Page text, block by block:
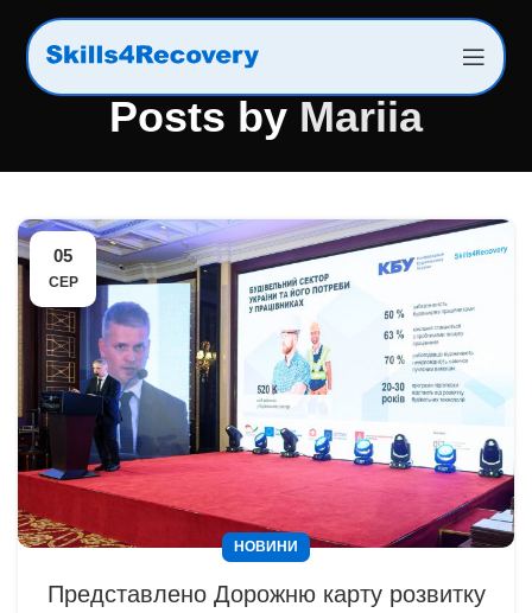
Posts by Mariia
05
СЕР
НОВИНИ
Представлено Дорожню карту розвитку